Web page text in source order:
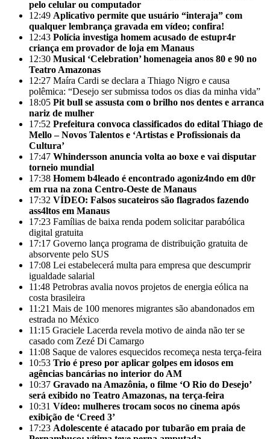
pelo celular ou computador
12:49 Aplicativo permite que usuário “interaja” com
qualquer lembrança gravada em vídeo; confira!
12:43 Polícia investiga homem acusado de estupr4r
criança em provador de loja em Manaus
12:30 Musical ‘Celebration’ homenageia anos 80 e 90 no
Teatro Amazonas
12:27 Maíra Cardi se declara a Thiago Nigro e causa
polêmica: “Desejo ser submissa todos os dias da minha vida”
18:05 Pit bull se assusta com o brilho nos dentes e arranca
nariz de mulher
17:52 Prefeitura convoca classificados do edital Thiago de
Mello – Novos Talentos e ‘Artistas e Profissionais da
Cultura’
17:47 Whindersson anuncia volta ao boxe e vai disputar
torneio mundial
17:38 Homem b4leado é encontrado agoniz4ndo em d0r
em rua na zona Centro-Oeste de Manaus
17:32 VÍDEO: Falsos sucateiros são flagrados fazendo
ass4ltos em Manaus
17:23 Famílias de baixa renda podem solicitar parabólica
digital gratuita
17:17 Governo lança programa de distribuição gratuita de
absorvente pelo SUS
17:08 Lei estabelecerá multa para empresa que descumprir
igualdade salarial
11:48 Petrobras avalia novos projetos de energia eólica na
costa brasileira
11:21 Mais de 100 menores migrantes são abandonados em
estrada no México
11:15 Graciele Lacerda revela motivo de ainda não ter se
casado com Zezé Di Camargo
11:08 Saque de valores esquecidos recomeça nesta terça-feira
10:53 Trio é preso por aplicar golpes em idosos em
agências bancárias no interior do AM
10:37 Gravado na Amazônia, o filme ‘O Rio do Desejo’
será exibido no Teatro Amazonas, na terça-feira
10:31 Vídeo: mulheres trocam socos no cinema após
exibição de ‘Creed 3’
17:23 Adolescente é atacado por tubarão em praia de